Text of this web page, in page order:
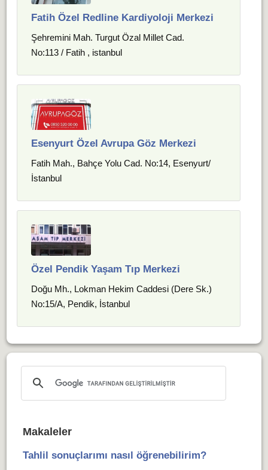
Fatih Özel Redline Kardiyoloji Merkezi
Şehremini Mah. Turgut Özal Millet Cad.
No:113 / Fatih , istanbul
Esenyurt Özel Avrupa Göz Merkezi
Fatih Mah., Bahçe Yolu Cad. No:14, Esenyurt/
İstanbul
Özel Pendik Yaşam Tıp Merkezi
Doğu Mh., Lokman Hekim Caddesi (Dere Sk.)
No:15/A, Pendik, İstanbul
Makaleler
Tahlil sonuçlarımı nasıl öğrenebilirim?